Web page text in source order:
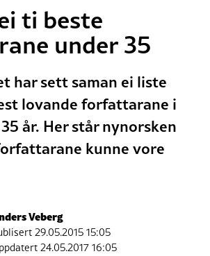
ti beste
under 35
har sett saman ei liste
lovande forfattarane i
år. Her står nynorsken
kunne vore
Veberg
29.05.2015 15:05
24.05.2017 16:05